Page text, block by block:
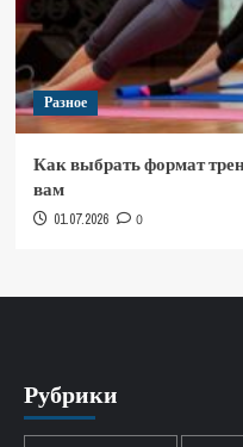
Разное
Как выбрать формат
вам
01.07.2026 0
Рубрики